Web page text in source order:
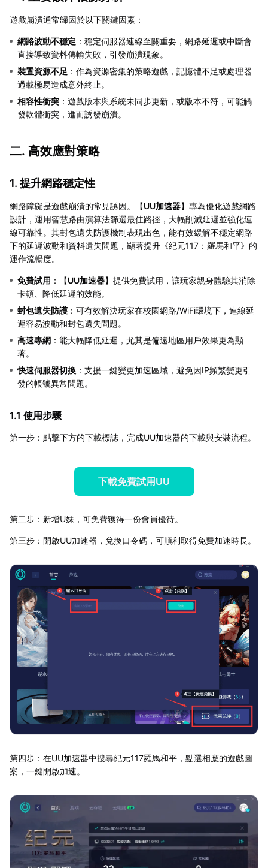
遊戲崩潰通常歸因於以下關鍵因素：
網路波動不穩定 ：穩定伺服器連線至關重要，網路延遲或中斷會
直接導致資料傳輸失敗，引發崩潰現象。
裝置資源不足 ：作為資源密集的策略遊戲，記憶體不足或處理器
過載極易造成意外終止。
相容性衝突 ：遊戲版本與系統未同步更新，或版本不符，可能觸
發軟體衝突，進而誘發崩潰。
二. 高效應對策略
1. 提升網路穩定性
網路障礙是遊戲崩潰的常見誘因。【UU加速器】專為優化遊戲網路
設計，運用智慧路由演算法篩選最佳路徑，大幅削減延遲並強化連
線可靠性。其封包遺失防護機制表現出色，能有效緩解不穩定網路
下的延遲波動和資料遺失問題，顯著提升《紀元117：羅馬和平》的
運作流暢度。
免費試用 ：【UU加速器】提供免費試用，讓玩家親身體驗其消除
卡頓、降低延遲的效能。
封包遺失防護 ：可有效解決玩家在校園網路/WiFi環境下，連線延
遲容易波動和封包遺失問題。
高速專網 ：能大幅降低延遲，尤其是偏遠地區用戶效果更為顯
著。
快速伺服器切換 ：支援一鍵變更加速區域，避免因IP頻繁變更引
發的帳號異常問題。
1.1 使用步驟
第一步：點擊下方的下載標誌，完成UU加速器的下載與安裝流程。
下載免費試用UU
第二步：新增U妹，可免費獲得一份會員優待。
第三步：開啟UU加速器，兌換口令碼，可順利取得免費加速時長。
第四步：在UU加速器中搜尋紀元117羅馬和平，點選相應的遊戲圖
案，一鍵開啟加速。